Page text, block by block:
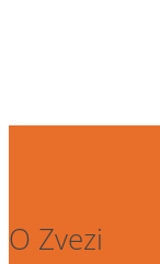
O Zvezi